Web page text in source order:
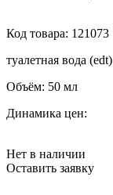
Код товара: 121073
туалетная вода (edt)
Объём: 50 мл
Динамика цен:
Нет в наличии
Оставить заявку